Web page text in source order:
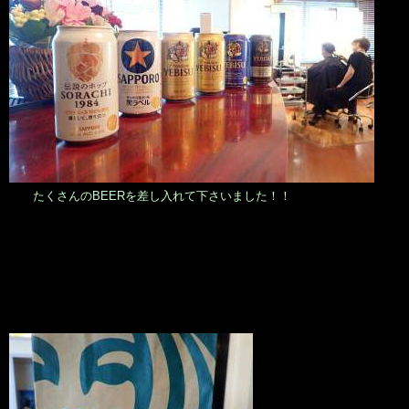
たくさんのBEERを差し入れて下さいました！！